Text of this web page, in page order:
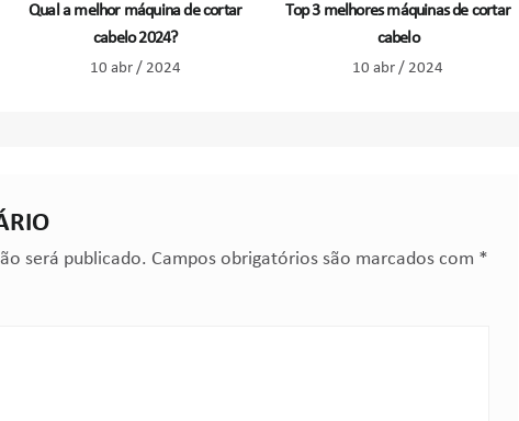
Qual a melhor máquina de cortar
cabelo 2024?
10 abr / 2024
Top 3 melhores máquinas de cortar
cabelo
10 abr / 2024
será publicado. Campos obrigatórios são marcados com *